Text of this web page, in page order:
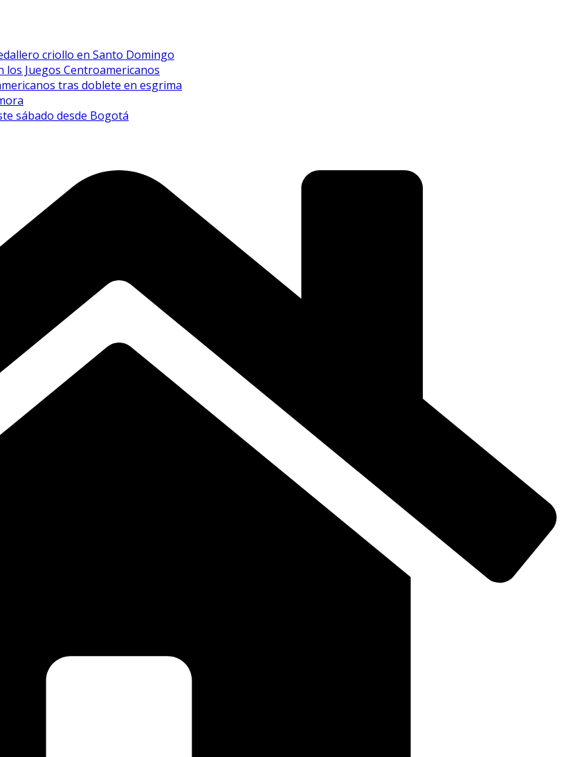
criollo en Santo Domingo
los Juegos Centroamericanos
tras doblete en esgrima
sábado desde Bogotá